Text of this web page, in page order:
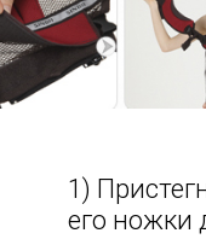
1)
его ножки